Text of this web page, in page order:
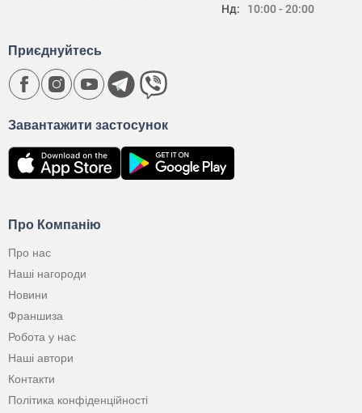
Нд:
10:00 - 20:00
Про Компанію
Про нас
Наші нагороди
Новини
Франшиза
Робота у нас
Наші автори
Контакти
Політика конфіденційності
Завантажити застосунок
Приєднуйтесь